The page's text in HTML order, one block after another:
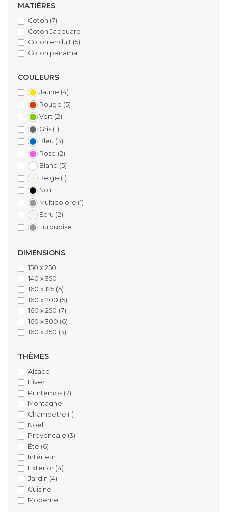
MATIÈRES
Coton (7)
Coton Jacquard
Coton enduit (5)
Coton panama
COULEURS
Jaune (4)
Rouge (5)
Vert (2)
Gris (1)
Bleu (3)
Rose (2)
Blanc (5)
Beige (1)
Noir
Multicolore (1)
Ecru (2)
Turquoise
DIMENSIONS
150 x 250
140 x 350
160 x 125 (5)
160 x 200 (5)
160 x 250 (7)
160 x 300 (6)
160 x 350 (3)
THÈMES
Alsace
Hiver
Printemps (7)
Montagne
Champetre (1)
Noël
Provencale (3)
Été (6)
Intérieur
Exterior (4)
Jardin (4)
Cuisine
Moderne